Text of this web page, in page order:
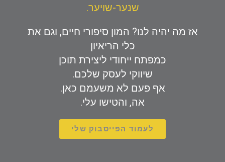
שנער-שויער.
אז מה יהיה לנו? המון סיפורי חיים, וגם את
כלי הריאיון
כמפתח ייחודי ליצירת תוכן
שיווקי לעסק שלכם.
אף פעם לא משעמם כאן.
אה, והטישו עלי.
לעמוד הפייסבוק שלי